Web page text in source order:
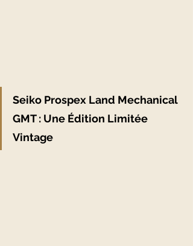
Seiko Prospex Land Mechanical
GMT : Une Édition Limitée
Vintage